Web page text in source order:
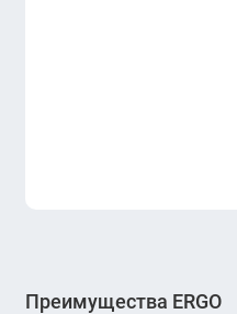
Преимущества ERGO